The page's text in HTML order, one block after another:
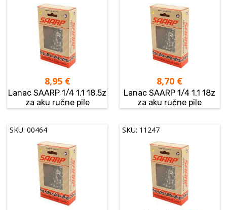
8,95 €
Lanac SAARP 1/4 1.1 18.5z
za aku ručne pile
8,70 €
Lanac SAARP 1/4 1.1 18z
za aku ručne pile
SKU: 00464 SKU: 11247